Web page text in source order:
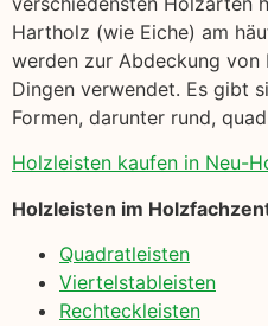
Hartholz (wie Eiche) am
werden zur Abdeckung von
Dingen verwendet. Es gibt
Formen, darunter rund,
Holzleisten kaufen in Neu-
Holzleisten im
Quadratleisten
Viertelstableisten
Rechteckleisten